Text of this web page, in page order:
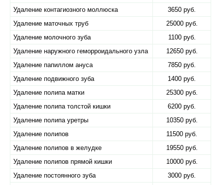
Удаление контагиозного моллюска
3650 руб.
Удаление маточных труб
25000 руб.
Удаление молочного зуба
1100 руб.
Удаление наружного геморроидального узла
12650 руб.
Удаление папиллом ануса
7850 руб.
Удаление подвижного зуба
1400 руб.
Удаление полипа матки
25300 руб.
Удаление полипа толстой кишки
6200 руб.
Удаление полипа уретры
10350 руб.
Удаление полипов
11500 руб.
Удаление полипов в желудке
19550 руб.
Удаление полипов прямой кишки
10000 руб.
Удаление постоянного зуба
3000 руб.